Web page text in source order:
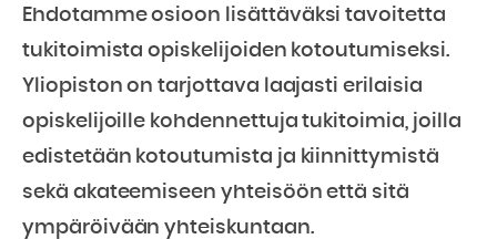
Ehdotamme osioon lisättäväksi tavoitetta
tukitoimista opiskelijoiden kotoutumiseksi.
Yliopiston on tarjottava laajasti erilaisia
opiskelijoille kohdennettuja tukitoimia, joilla
edistetään kotoutumista ja kiinnittymistä
sekä akateemiseen yhteisöön että sitä
ympäröivään yhteiskuntaan.